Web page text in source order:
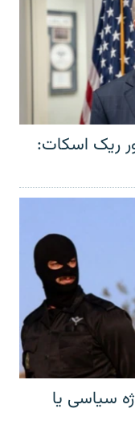
ریک اسکات:
سیاسی یا